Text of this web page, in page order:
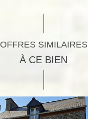
OFFRES SIMILAIRES
À CE BIEN